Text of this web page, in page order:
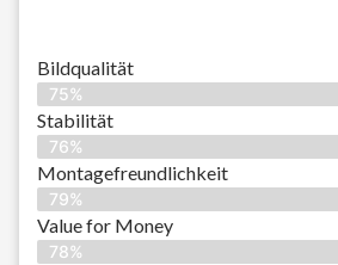
Bildqualität
75%
Stabilität
76%
Montagefreundlichkeit
79%
Value for Money
78%